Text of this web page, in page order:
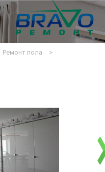
Ремонт пола